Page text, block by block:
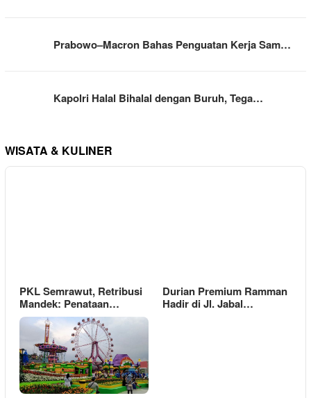
Prabowo–Macron Bahas Penguatan Kerja Sam…
Kapolri Halal Bihalal dengan Buruh, Tega…
WISATA & KULINER
PKL Semrawut, Retribusi
Mandek: Penataan…
Durian Premium Ramman
Hadir di Jl. Jabal…